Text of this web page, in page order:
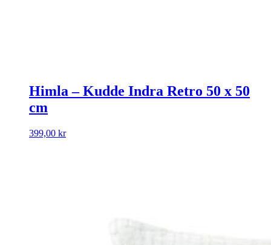
Himla – Kudde Indra Retro 50 x 50
cm
399,00 kr